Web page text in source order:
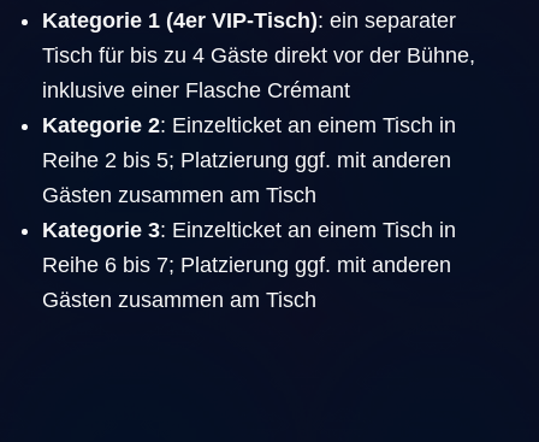
Kategorie 1 (4er VIP-Tisch): ein separater
Tisch für bis zu 4 Gäste direkt vor der Bühne,
inklusive einer Flasche Crémant
Kategorie 2: Einzelticket an einem Tisch in
Reihe 2 bis 5; Platzierung ggf. mit anderen
Gästen zusammen am Tisch
Kategorie 3: Einzelticket an einem Tisch in
Reihe 6 bis 7; Platzierung ggf. mit anderen
Gästen zusammen am Tisch